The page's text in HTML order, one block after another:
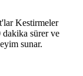
Kestirmeler
sürer ve
sunar.